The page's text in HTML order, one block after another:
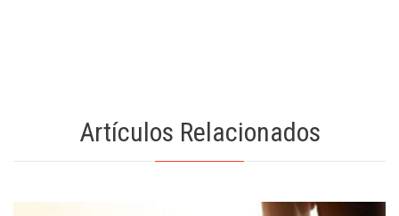
Artículos Relacionados